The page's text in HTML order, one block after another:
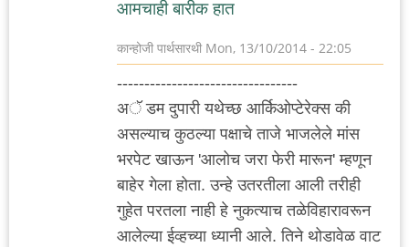
आमचाही बारीक हात‌
कान्होजी पार्थसारथी Mon, 13/10/2014 - 22:05
---------------------------------
अॅ डम दुपारी यथेच्छ आर्किओप्टेरेक्स की
असल्याच कुठल्या पक्षाचे ताजे भाजलेले मांस
भरपेट खाऊन 'आलोच जरा फेरी मारून' म्हणून
बाहेर गेला होता. उन्हे उतरतीला आली तरीही
गुहेत परतला नाही हे नुकत्याच तळेविहारावरून
आलेल्या ईव्हच्या ध्यानी आले. तिने थोडावेळ वाट